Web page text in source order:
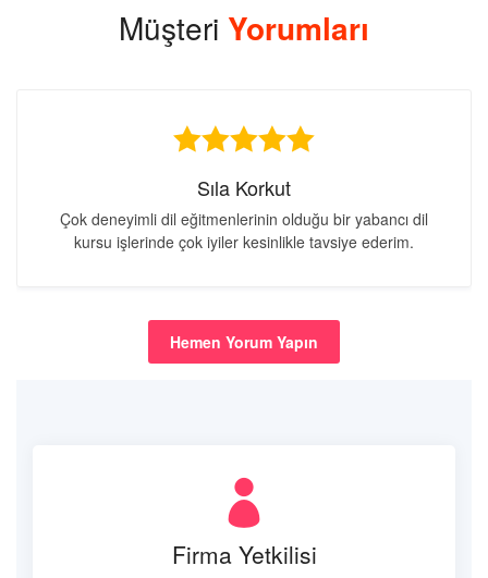
Müşteri Yorumları
Sıla Korkut
Çok deneyimli dil eğitmenlerinin olduğu bir yabancı dil
kursu işlerinde çok iyiler kesinlikle tavsiye ederim.
Hemen Yorum Yapın
Firma Yetkilisi